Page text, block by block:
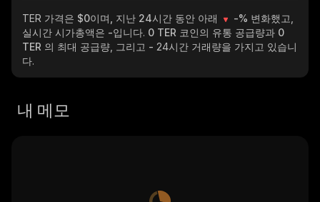
TER 가격은 $0이며, 지난 24시간 동안 아래 -% 변화했고,
실시간 시가총액은 -입니다. 0 TER 코인의 유통 공급량과 0
TER 의 최대 공급량, 그리고 - 24시간 거래량을 가지고 있습니
다.
내 메모